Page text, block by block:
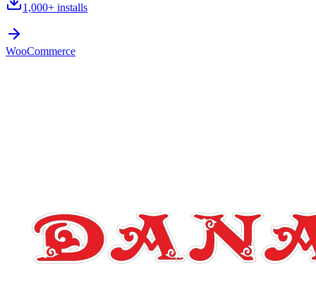
1,000+ installs
WooCommerce